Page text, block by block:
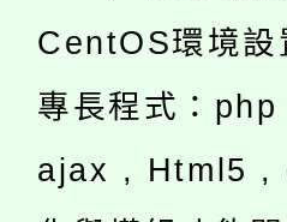
CentOS環境
專長程式：
ajax , Html5 ,